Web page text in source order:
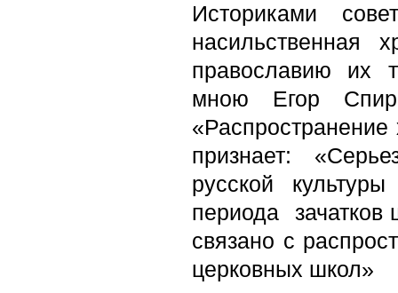
Историками
насильственная
православию их
мною
Егор
«Распространение
признает:
русской
периода
связано с
церковных школ»